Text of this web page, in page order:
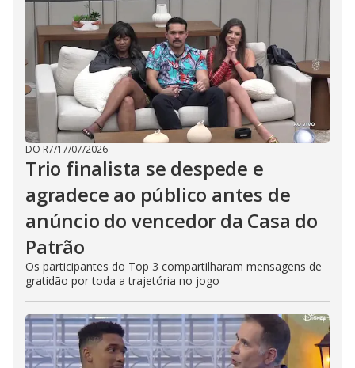
DO R7/17/07/2026
Trio finalista se despede e
agradece ao público antes de
anúncio do vencedor da Casa do
Patrão
Os participantes do Top 3 compartilharam mensagens de
gratidão por toda a trajetória no jogo